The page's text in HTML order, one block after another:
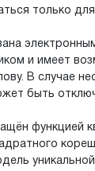
только
и имеет
В случае
быть
функцией